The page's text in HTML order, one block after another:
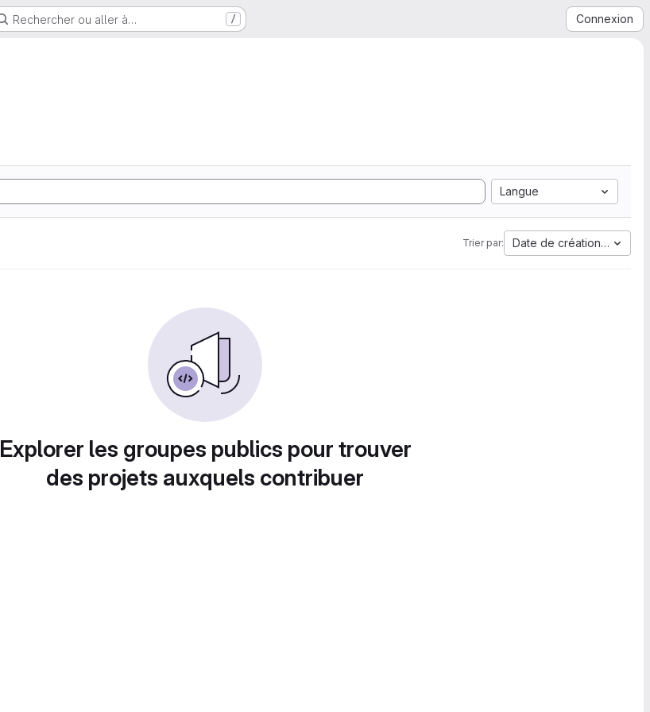
Rechercher ou aller à… / Connexion
Langue
Trier par: Date de création la plus
Explorer les groupes publics pour trouver
des projets auxquels contribuer